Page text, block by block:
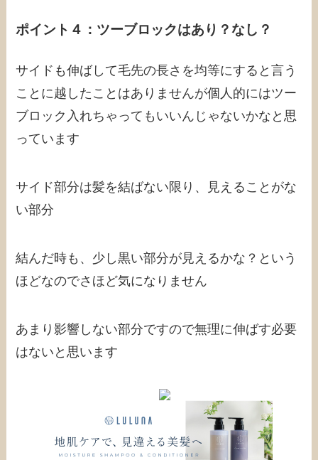
ポイント４：ツーブロックはあり？なし？
サイドも伸ばして毛先の長さを均等にすると言う
ことに越したことはありませんが個人的にはツー
ブロック入れちゃってもいいんじゃないかなと思
っています
サイド部分は髪を結ばない限り、見えることがな
い部分
結んだ時も、少し黒い部分が見えるかな？という
ほどなのでさほど気になりません
あまり影響しない部分ですので無理に伸ばす必要
はないと思います